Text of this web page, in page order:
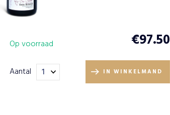
Op voorraad €97.50
Aantal IN WINKELMAND